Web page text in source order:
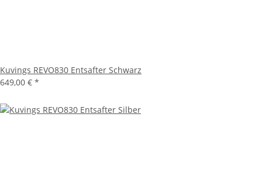
Kuvings REVO830 Entsafter Schwarz
649,00 € *